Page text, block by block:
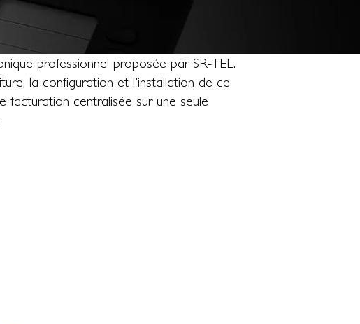
professionnel proposée par SR-TEL.
la configuration et l'installation de ce
facturation centralisée sur une seule